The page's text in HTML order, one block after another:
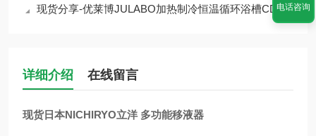
现货分享-优莱博JULABO加热制冷恒温循环浴槽CD-600F
详细介绍 在线留言
现货日本NICHIRYO立洋 多功能移液器
电话咨询